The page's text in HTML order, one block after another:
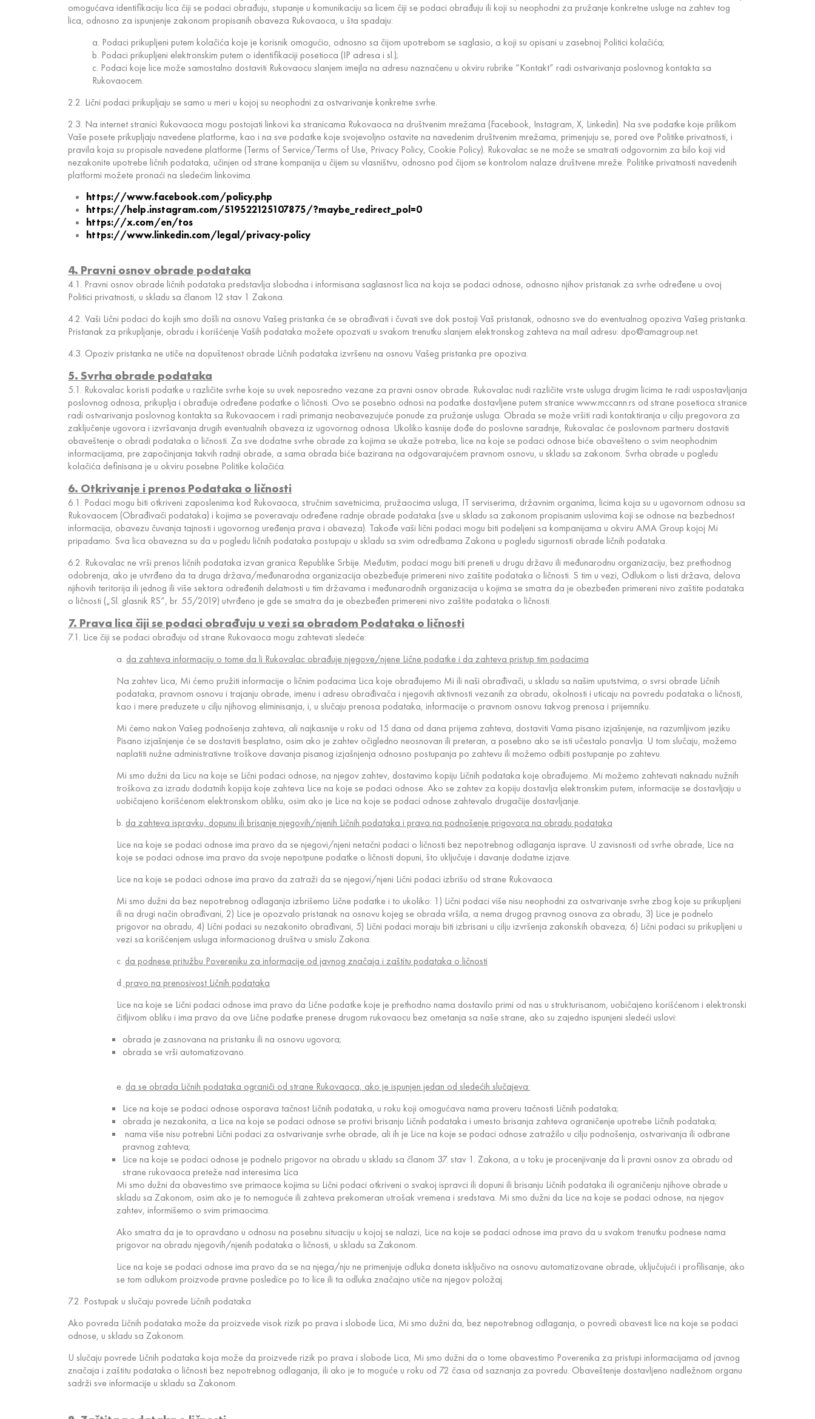
omogućava identifikaciju lica čiji se podaci obrađuju, stupanje u komunikaciju sa licem čiji se podaci obrađuju ili koji su neophodni za pružanje konkretne usluge na zahtev tog
lica, odnosno za ispunjenje zakonom propisanih obaveza Rukovaoca, u šta spadaju:
a. Podaci prikupljeni putem kolačića koje je korisnik omogućio, odnosno sa čijom upotrebom se saglasio, a koji su opisani u zasebnoj Politici kolačića;
b. Podaci prikupljeni elektronskim putem o identifikaciji posetioca (IP adresa i sl.);
c. Podaci koje lice može samostalno dostaviti Rukovaocu slanjem imejla na adresu naznačenu u okviru rubrike “Kontakt” radi ostvarivanja poslovnog kontakta sa
Rukovaocem.
2.2. Lični podaci prikupljaju se samo u meri u kojoj su neophodni za ostvarivanje konkretne svrhe.
2.3. Na internet stranici Rukovaoca mogu postojati linkovi ka stranicama Rukovaoca na društvenim mrežama (Facebook, Instagram, X, Linkedin). Na sve podatke koje prilikom
Vaše posete prikupljaju navedene platforme, kao i na sve podatke koje svojevoljno ostavite na navedenim društvenim mrežama, primenjuju se, pored ove Politike privatnosti, i
pravila koja su propisale navedene platforme (Terms of Service/Terms of Use, Privacy Policy, Cookie Policy). Rukovalac se ne može se smatrati odgovornim za bilo koji vid
nezakonite upotrebe ličnih podataka, učinjen od strane kompanija u čijem su vlasništvu, odnosno pod čijom se kontrolom nalaze društvene mreže. Politike privatnosti navedenih
platformi možete pronaći na sledećim linkovima.
https://www.facebook.com/policy.php
https://help.instagram.com/519522125107875/?maybe_redirect_pol=0
https://x.com/en/tos
https://www.linkedin.com/legal/privacy-policy
4. Pravni osnov obrade podataka
4.1. Pravni osnov obrade ličnih podataka predstavlja slobodna i informisana saglasnost lica na koja se podaci odnose, odnosno njihov pristanak za svrhe određene u ovoj
Politici privatnosti, u skladu sa članom 12 stav 1 Zakona.
4.2. Vaši Lični podaci do kojih smo došli na osnovu Vašeg pristanka će se obrađivati i čuvati sve dok postoji Vaš pristanak, odnosno sve do eventualnog opoziva Vašeg pristanka.
Pristanak za prikupljanje, obradu i korišćenje Vaših podataka možete opozvati u svakom trenutku slanjem elektronskog zahteva na mail adresu: dpo@amagroup.net.
4.3. Opoziv pristanka ne utiče na dopuštenost obrade Ličnih podataka izvršenu na osnovu Vašeg pristanka pre opoziva.
5. Svrha obrade podataka
5.1. Rukovalac koristi podatke u različite svrhe koje su uvek neposredno vezane za pravni osnov obrade. Rukovalac nudi različite vrste usluga drugim licima te radi uspostavljanja
poslovnog odnosa, prikuplja i obrađuje određene podatke o ličnosti. Ovo se posebno odnosi na podatke dostavljene putem stranice www.mccann.rs od strane posetioca stranice
radi ostvarivanja poslovnog kontakta sa Rukovaocem i radi primanja neobavezujuće ponude za pružanje usluga. Obrada se može vršiti radi kontaktiranja u cilju pregovora za
zaključenje ugovora i izvršavanja drugih eventualnih obaveza iz ugovornog odnosa. Ukoliko kasnije dođe do poslovne saradnje, Rukovalac će poslovnom partneru dostaviti
obaveštenje o obradi podataka o ličnosti. Za sve dodatne svrhe obrade za kojima se ukaže potreba, lice na koje se podaci odnose biće obavešteno o svim neophodnim
informacijama, pre započinjanja takvih radnji obrade, a sama obrada biće bazirana na odgovarajućem pravnom osnovu, u skladu sa zakonom. Svrha obrade u pogledu
kolačića definisana je u okviru posebne Politike kolačića.
6. Otkrivanje i prenos Podataka o ličnosti
6.1. Podaci mogu biti otkriveni zaposlenima kod Rukovaoca, stručnim savetnicima, pružaocima usluga, IT serviserima, državnim organima, licima koja su u ugovornom odnosu sa
Rukovaocem (Obrađivači podataka) i kojima se poveravaju određene radnje obrade podataka (sve u skladu sa zakonom propisanim uslovima koji se odnose na bezbednost
informacija, obavezu čuvanja tajnosti i ugovornog uređenja prava i obaveza). Takođe vaši lični podaci mogu biti podeljeni sa kompanijama u okviru AMA Group kojoj Mi
pripadamo. Sva lica obavezna su da u pogledu ličnih podataka postupaju u skladu sa svim odredbama Zakona u pogledu sigurnosti obrade ličnih podataka.
6.2. Rukovalac ne vrši prenos ličnih podataka izvan granica Republike Srbije. Međutim, podaci mogu biti preneti u drugu državu ili međunarodnu organizaciju, bez prethodnog
odobrenja, ako je utvrđeno da ta druga država/međunarodna organizacija obezbeđuje primereni nivo zaštite podataka o ličnosti. S tim u vezi, Odlukom o listi država, delova
njihovih teritorija ili jednog ili više sektora određenih delatnosti u tim državama i međunarodnih organizacija u kojima se smatra da je obezbeđen primereni nivo zaštite podataka
o ličnosti („Sl. glasnik RS“, br. 55/2019) utvrđeno je gde se smatra da je obezbeđen primereni nivo zaštite podataka o ličnosti.
7. Prava lica čiji se podaci obrađuju u vezi sa obradom Podataka o ličnosti
7.1. Lice čiji se podaci obrađuju od strane Rukovaoca mogu zahtevati sledeće:
a. da zahteva informaciju o tome da li Rukovalac obrađuje njegove/njene Lične podatke i da zahteva pristup tim podacima
Na zahtev Lica, Mi ćemo pružiti informacije o ličnim podacima Lica koje obrađujemo Mi ili naši obrađivači, u skladu sa našim uputstvima, o svrsi obrade Ličnih
podataka, pravnom osnovu i trajanju obrade, imenu i adresu obrađivača i njegovih aktivnosti vezanih za obradu, okolnosti i uticaju na povredu podataka o ličnosti,
kao i mere preduzete u cilju njihovog eliminisanja, i, u slučaju prenosa podataka, informacije o pravnom osnovu takvog prenosa i prijemniku.
Mi ćemo nakon Vašeg podnošenja zahteva, ali najkasnije u roku od 15 dana od dana prijema zahteva, dostaviti Vama pisano izjašnjenje, na razumljivom jeziku.
Pisano izjašnjenje će se dostaviti besplatno, osim ako je zahtev očigledno neosnovan ili preteran, a posebno ako se isti učestalo ponavlja. U tom slučaju, možemo
naplatiti nužne administrativne troškove davanja pisanog izjašnjenja odnosno postupanja po zahtevu ili možemo odbiti postupanje po zahtevu.
Mi smo dužni da Licu na koje se Lični podaci odnose, na njegov zahtev, dostavimo kopiju Ličnih podataka koje obrađujemo. Mi možemo zahtevati naknadu nužnih
troškova za izradu dodatnih kopija koje zahteva Lice na koje se podaci odnose. Ako se zahtev za kopiju dostavlja elektronskim putem, informacije se dostavljaju u
uobičajeno korišćenom elektronskom obliku, osim ako je Lice na koje se podaci odnose zahtevalo drugačije dostavljanje.
b. da zahteva ispravku, dopunu ili brisanje njegovih/njenih Ličnih podataka i prava na podnošenje prigovora na obradu podataka
Lice na koje se podaci odnose ima pravo da se njegovi/njeni netačni podaci o ličnosti bez nepotrebnog odlaganja isprave. U zavisnosti od svrhe obrade, Lice na
koje se podaci odnose ima pravo da svoje nepotpune podatke o ličnosti dopuni, što uključuje i davanje dodatne izjave.
Lice na koje se podaci odnose ima pravo da zatraži da se njegovi/njeni Lični podaci izbrišu od strane Rukovaoca.
Mi smo dužni da bez nepotrebnog odlaganja izbrišemo Lične podatke i to ukoliko: 1) Lični podaci više nisu neophodni za ostvarivanje svrhe zbog koje su prikupljeni
ili na drugi način obrađivani, 2) Lice je opozvalo pristanak na osnovu kojeg se obrada vršila, a nema drugog pravnog osnova za obradu, 3) Lice je podnelo
prigovor na obradu, 4) Lični podaci su nezakonito obrađivani, 5) Lični podaci moraju biti izbrisani u cilju izvršenja zakonskih obaveza; 6) Lični podaci su prikupljeni u
vezi sa korišćenjem usluga informacionog društva u smislu Zakona.
c. da podnese pritužbu Povereniku za informacije od javnog značaja i zaštitu podataka o ličnosti
d. pravo na prenosivost Ličnih podataka
Lice na koje se Lični podaci odnose ima pravo da Lične podatke koje je prethodno nama dostavilo primi od nas u strukturisanom, uobičajeno korišćenom i elektronski
čitljivom obliku i ima pravo da ove Lične podatke prenese drugom rukovaocu bez ometanja sa naše strane, ako su zajedno ispunjeni sledeći uslovi:
obrada je zasnovana na pristanku ili na osnovu ugovora;
obrada se vrši automatizovano.
e. da se obrada Ličnih podataka ograniči od strane Rukovaoca, ako je ispunjen jedan od sledećih slučajeva:
Lice na koje se podaci odnose osporava tačnost Ličnih podataka, u roku koji omogućava nama proveru tačnosti Ličnih podataka;
obrada je nezakonita, a Lice na koje se podaci odnose se protivi brisanju Ličnih podataka i umesto brisanja zahteva ograničenje upotrebe Ličnih podataka;
nama više nisu potrebni Lični podaci za ostvarivanje svrhe obrade, ali ih je Lice na koje se podaci odnose zatražilo u cilju podnošenja, ostvarivanja ili odbrane
pravnog zahteva;
Lice na koje se podaci odnose je podnelo prigovor na obradu u skladu sa članom 37. stav 1. Zakona, a u toku je procenjivanje da li pravni osnov za obradu od
strane rukovaoca preteže nad interesima Lica
Mi smo dužni da obavestimo sve primaoce kojima su Lični podaci otkriveni o svakoj ispravci ili dopuni ili brisanju Ličnih podataka ili ograničenju njihove obrade u
skladu sa Zakonom, osim ako je to nemoguće ili zahteva prekomeran utrošak vremena i sredstava. Mi smo dužni da Lice na koje se podaci odnose, na njegov
zahtev, informišemo o svim primaocima.
Ako smatra da je to opravdano u odnosu na posebnu situaciju u kojoj se nalazi, Lice na koje se podaci odnose ima pravo da u svakom trenutku podnese nama
prigovor na obradu njegovih/njenih podataka o ličnosti, u skladu sa Zakonom.
Lice na koje se podaci odnose ima pravo da se na njega/nju ne primenjuje odluka doneta isključivo na osnovu automatizovane obrade, uključujući i profilisanje, ako
se tom odlukom proizvode pravne posledice po to lice ili ta odluka značajno utiče na njegov položaj.
7.2. Postupak u slučaju povrede Ličnih podataka
Ako povreda Ličnih podataka može da proizvede visok rizik po prava i slobode Lica, Mi smo dužni da, bez nepotrebnog odlaganja, o povredi obavesti lice na koje se podaci
odnose, u skladu sa Zakonom.
U slučaju povrede Ličnih podataka koja može da proizvede rizik po prava i slobode Lica, Mi smo dužni da o tome obavestimo Poverenika za pristupi informacijama od javnog
značaja i zaštitu podataka o ličnosti bez nepotrebnog odlaganja, ili ako je to moguće u roku od 72 časa od saznanja za povredu. Obaveštenje dostavljeno nadležnom organu
sadrži sve informacije u skladu sa Zakonom.